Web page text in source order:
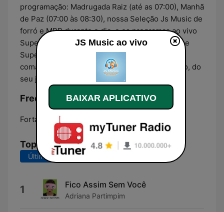
programação: Madrugada Raiz (até as 07:00), Manhã
de Paz (07:00 às 08:30), nossa Seleção Js Music de
forró e MPB durante o dia, e os programas ao vivo
Super Night (Segunda a Sexta, 19:00 às 21:00) e
Super Sabadão (Sábado, 07:00 às 09:00)
comandados por Augusto. Js Music: a sua rádio, do
seu jeito!
Frequências JS Music:
Fortaleza: Online
Top Músicas
Últimos 7 dias
1 Fico Assim Sem Você
Adriana Partimpim
JS Music ao vivo
BAIXAR APLICATIVO